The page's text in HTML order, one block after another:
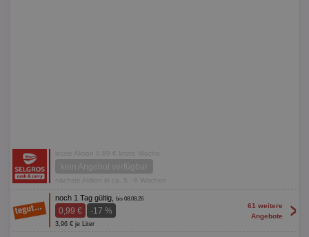
letzte Aktion 0,89 € letzte Woche
kein Angebot verfügbar
nächste Aktion in ca. 5 - 6 Wochen
noch 1 Tag gültig, bis 08.08.26
0,99 € -17 %
3,96 € je Liter
61 weitere
Angebote
>